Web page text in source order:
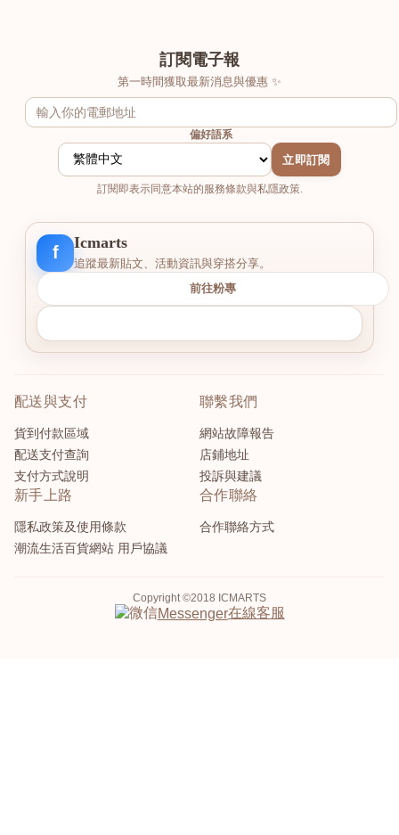
訂閱電子報
第一時間獲取最新消息與優惠 ✨
偏好語系
立即訂閱
訂閱即表示同意本站的服務條款與私隱政策.
f Icmarts
追蹤最新貼文、活動資訊與穿搭分享。
前往粉專
配送與支付
貨到付款區域
配送支付查詢
支付方式說明
聯繫我們
網站故障報告
店鋪地址
投訴與建議
新手上路
隱私政策及使用條款
潮流生活百貨網站 用戶協議
合作聯絡
合作聯絡方式
Copyright ©2018 ICMARTS
Messenger在線客服